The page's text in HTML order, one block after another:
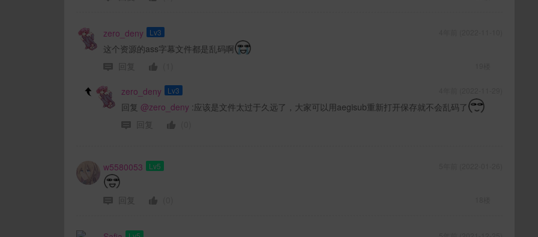
zero_deny Lv3
这个资源的ass字幕文件都是乱码啊
回复
zero_deny Lv3
回复 @zero_deny :应该是文件太过于久远了，大家可以用aegisub重新打开保存就不会乱码了
回复
w5580053 Lv5
回复